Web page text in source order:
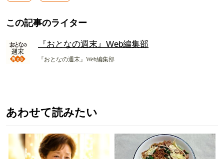
この記事のライター
『おとなの週末』Web編集部
『おとなの週末』Web編集部
あわせて読みたい